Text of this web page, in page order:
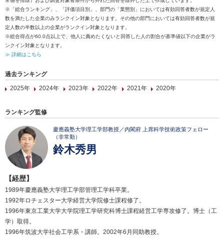
※「総合ランキング」、「評価項目別」、部門の「業態別」においては有効回答者数が規定人
数を満たした企業のみランクイン対象となります。その他の部門においては有効回答者数が規
定人数の半数以上の企業がランクイン対象となります。
※総合得点が60.0点以上で、他人に薦めたくないと回答した人の割合が基準値以下の企業がラ
ンクイン対象となります。
≫ 詳細はこちら
過去ランキング
2025年
2024年 2023年 2022年 2021年 2020年
ランキング監修
慶應義塾大学理工学部教授／内閣府 上席科学技術政策フェロー
（非常勤）
鈴木秀男
【経歴】
1989年慶應義塾大学理工学部管理工学科卒業。
1992年ロチェスター大学経営大学院修士課程修了。
1996年東京工業大学大学院理工学研究科博士課程経営工学専攻修了。博士（工
学）取得。
1996年筑波大学社会工学系・講師。2002年6月同助教授。